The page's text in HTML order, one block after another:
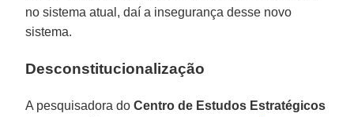
no sistema atual, daí a insegurança desse novo
sistema.
Desconstitucionalização
A pesquisadora doCentro de Estudos Estratégicos